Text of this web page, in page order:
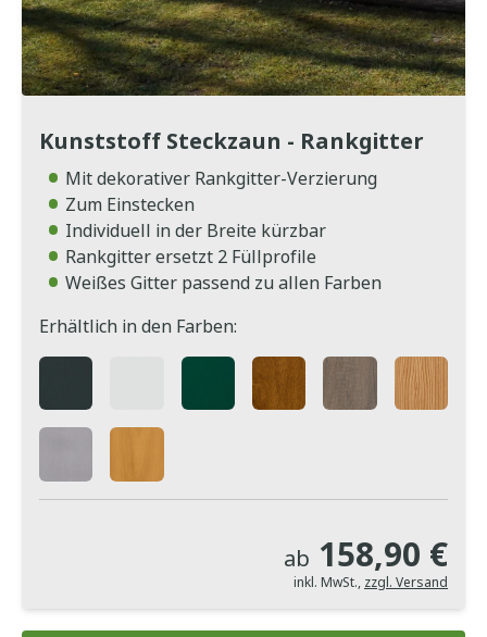
Kunststoff Steckzaun - Rankgitter
Mit dekorativer Rankgitter-Verzierung
Zum Einstecken
Individuell in der Breite kürzbar
Rankgitter ersetzt 2 Füllprofile
Weißes Gitter passend zu allen Farben
Erhältlich in den Farben:
ab 158,90 €
inkl. MwSt., zzgl. Versand